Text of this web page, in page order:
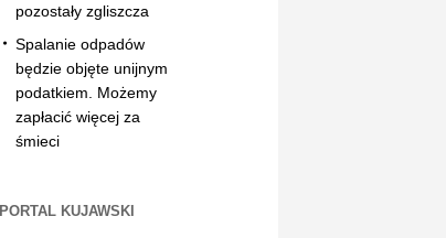
pozostały zgliszcza
Spalanie odpadów
będzie objęte unijnym
podatkiem. Możemy
zapłacić więcej za
śmieci
PORTAL KUJAWSKI